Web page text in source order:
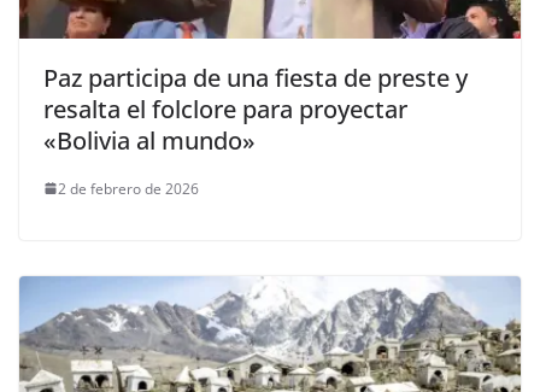
Paz participa de una fiesta de preste y
resalta el folclore para proyectar
«Bolivia al mundo»
2 de febrero de 2026